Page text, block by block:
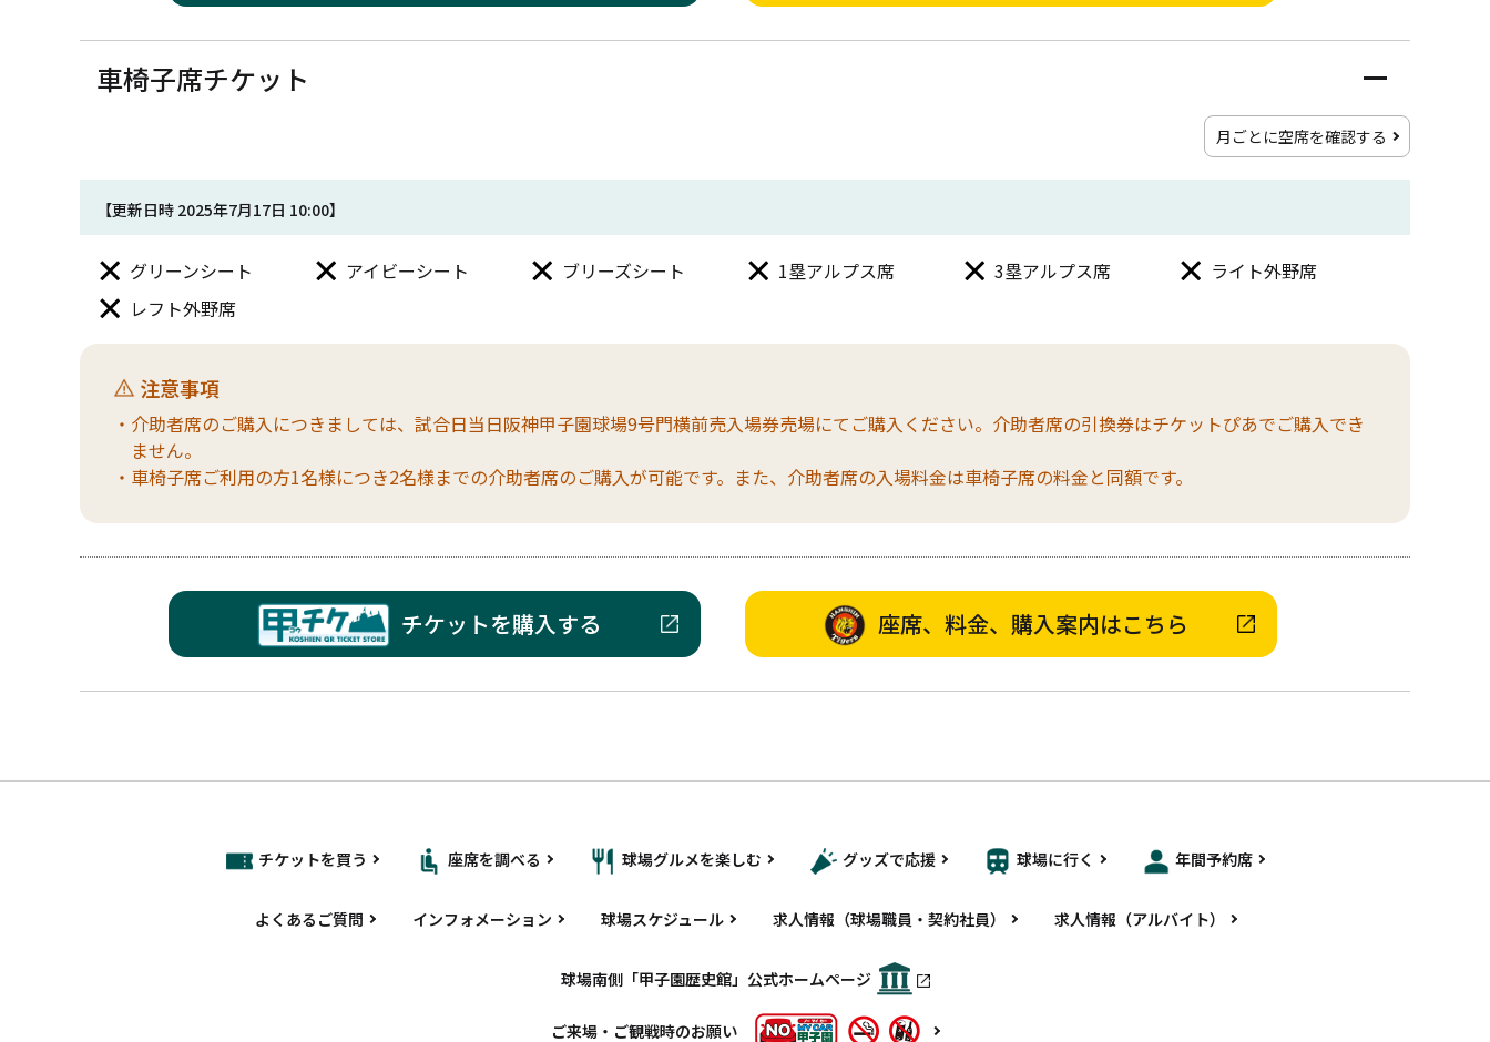
車椅子席チケット
月ごとに空席を確認する
【更新日時 2025年7月17日 10:00】
グリーンシート アイビーシート ブリーズシート 1塁アルプス席 3塁アルプス席
ライト外野席
レフト外野席
注意事項
・介助者席のご購入につきましては、試合日当日阪神甲子園球場9号門横前売入場券売場にてご購入ください。介助者席の引換券はチケットぴあでご購入でき
ません。
・車椅子席ご利用の方1名様につき2名様までの介助者席のご購入が可能です。また、介助者席の入場料金は車椅子席の料金と同額です。
チケットを購入する 座席、料金、購入案内はこちら
チケットを買う 座席を調べる 球場グルメを楽しむ グッズで応援 球場に行く 年間予約席
よくあるご質問 インフォメーション 球場スケジュール 求人情報（球場職員・契約社員） 求人情報（アルバイト）
球場南側「甲子園歴史館」公式ホームページ
ご来場・ご観戦時のお願い